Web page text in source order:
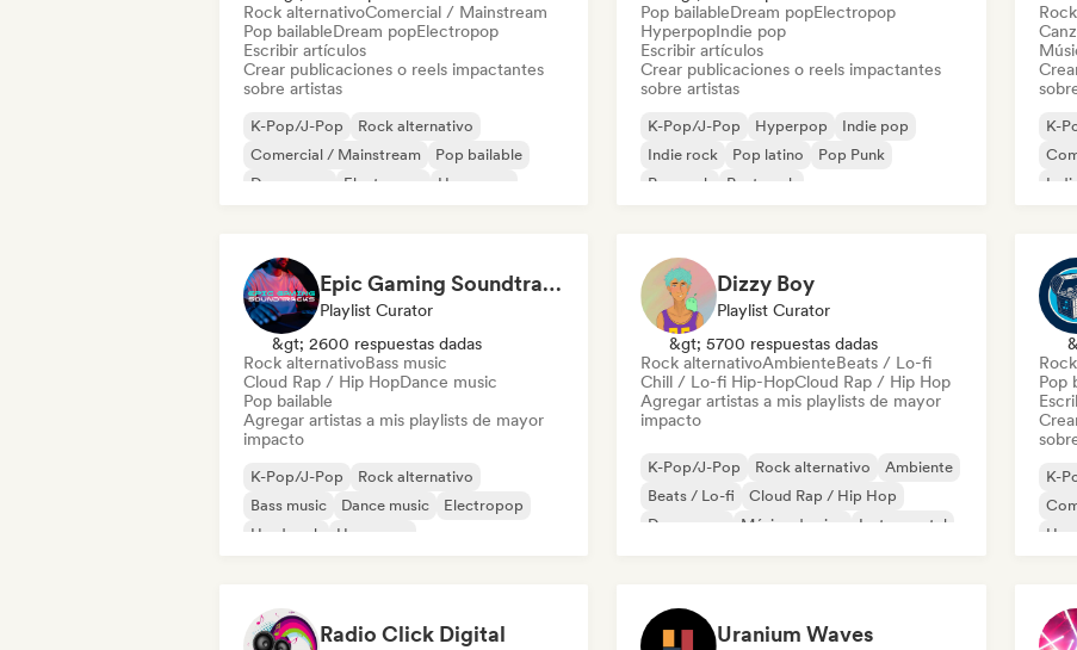
Rock alternativoComercial / Mainstream
Pop bailableDream popElectropop
Escribir artículos
Crear publicaciones o reels impactantes
sobre artistas
K-Pop/J-Pop
Rock alternativo
Comercial / Mainstream
Pop bailable
Dream pop
Electropop
Hyperpop
Pop bailableDream popElectropop
HyperpopIndie pop
Escribir artículos
Crear publicaciones o reels impactantes
sobre artistas
K-Pop/J-Pop Hyperpop
Indie pop
Indie rock
Pop latino
Pop Punk
Pop rock
Post punk
K-
Epic Gaming Soundtracks
Playlist Curator
&gt; 2600 respuestas dadas
Rock alternativoBass music
Cloud Rap / Hip HopDance music
Pop bailable
Agregar artistas a mis playlists de mayor
impacto
K-Pop/J-Pop
Rock alternativo
Bass music
Dance music
Electropop
Hard rock
Hyperpop
Dizzy Boy
Playlist Curator
&gt; 5700 respuestas dadas
Rock alternativoAmbienteBeats / Lo-fi
Chill / Lo-fi Hip-HopCloud Rap / Hip Hop
Agregar artistas a mis playlists de mayor
impacto
K-Pop/J-Pop Rock alternativo
Ambiente
Beats / Lo-fi
Cloud Rap / Hip Hop
Dream pop
Música de cine Instrumental
Pop
K-
Radio Click Digital Uranium Waves